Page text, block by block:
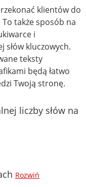
klientów do
także sposób na
i
słów kluczowych.
teksty
będą łatwo
Twoją stronę.
liczby słów na
Rozwiń